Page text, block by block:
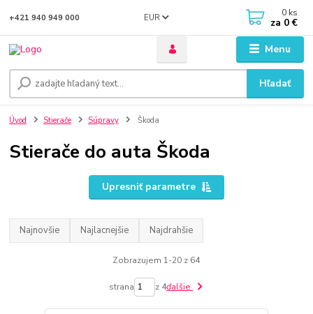
Menu
EUR
Hľadať
+421 940 949 000 0 ks
za 0 €
Úvod Stierače Súpravy Škoda
Stierače do auta Škoda
Upresniť parametre
Najnovšie Najlacnejšie Najdrahšie
Zobrazujem 1-20 z 64
strana z 4ďalšie